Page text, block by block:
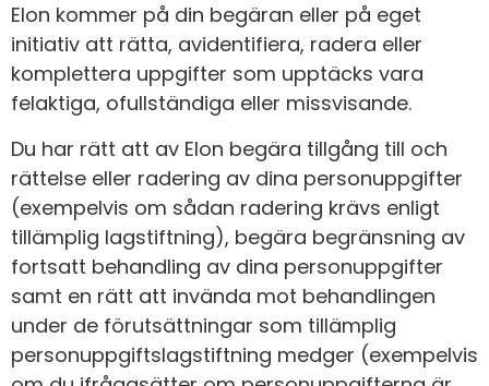
Elon kommer på din begäran eller på eget
initiativ att rätta, avidentifiera, radera eller
komplettera uppgifter som upptäcks vara
felaktiga, ofullständiga eller missvisande.
Du har rätt att av Elon begära tillgång till och
rättelse eller radering av dina personuppgifter
(exempelvis om sådan radering krävs enligt
tillämplig lagstiftning), begära begränsning av
fortsatt behandling av dina personuppgifter
samt en rätt att invända mot behandlingen
under de förutsättningar som tillämplig
personuppgiftslagstiftning medger (exempelvis